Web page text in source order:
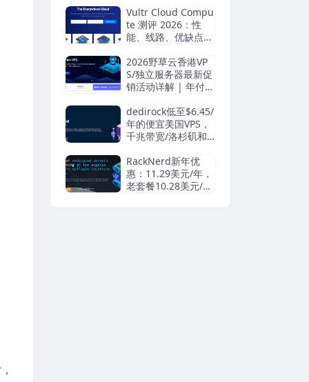
Vultr Cloud Compu
te 测评 2026：性
能、线路、优缺点全
2026野草云香港VP
S/独立服务器最新促
销活动详解 | 年付9
T
dedirock低至$6.45/
年的便宜美国VPS，
千兆带宽/洛杉矶和
RackNerd新年优
惠：11.29美元/年，
老套餐10.28美元/